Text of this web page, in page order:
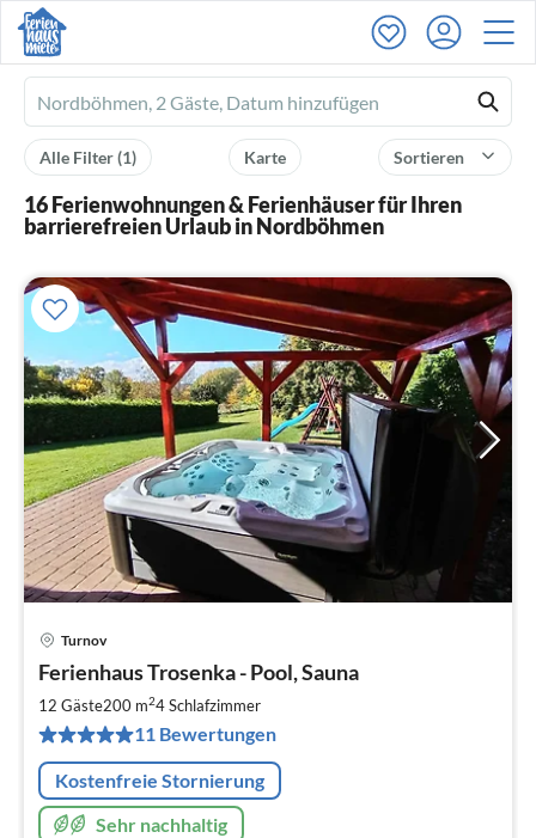
Ferienhausmiete
logo
Sortieren
Karte
Alle Filter(1)
16 Ferienwohnungen & Ferienhäuser für Ihren
barrierefreien Urlaub in Nordböhmen
Turnov
Ferienhaus Trosenka - Pool, Sauna
12 Gäste200 m24Schlafzimmer
11 Bewertungen
Kostenfreie Stornierung
Sehr nachhaltig